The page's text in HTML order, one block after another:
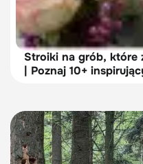
Stroiki na grób, które
| Poznaj 10+